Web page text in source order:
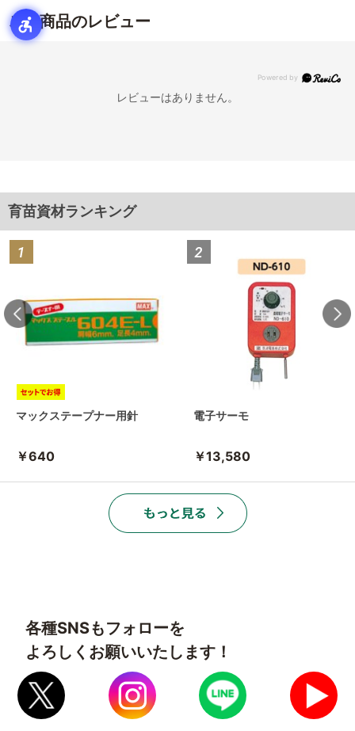
この商品のレビュー
レビューはありません。
育苗資材ランキング
マックステープナー用針
￥640
電子サーモ
￥13,580
各種SNSもフォローを
よろしくお願いいたします！